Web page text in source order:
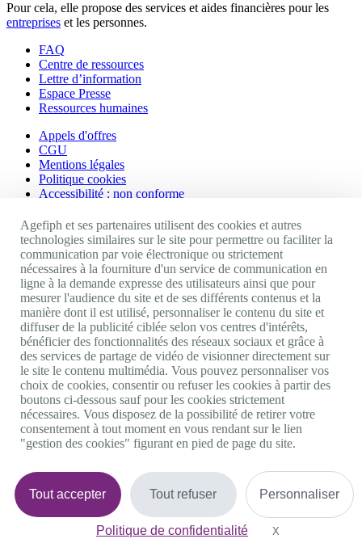
Pour cela, elle propose des services et aides financières pour les
entreprises et les personnes.
FAQ
Centre de ressources
Lettre d’information
Espace Presse
Ressources humaines
Appels d'offres
CGU
Mentions légales
Politique cookies
Accessibilité : non conforme
Nos autres sites
Site portail Agefiph
Activateur de progrès
Handinnov
Innovation et recherche
Université du RRH
Service AppuiPro
Nous suivre
Youtube
Linkedin
Facebook
Twitter
0 800 11 10 09Services & appel gratuitsDe 9h à 18h.
Nous contacter
Plateforme de mise en contact LSF
Gestion des cookies
Agefiph et ses partenaires utilisent des cookies et autres
technologies similaires sur le site pour permettre ou faciliter la
communication par voie électronique ou strictement
nécessaires à la fourniture d'un service de communication en
ligne à la demande expresse des utilisateurs ainsi que pour
mesurer l'audience du site et de ses différents contenus et la
manière dont il est utilisé, personnaliser le contenu du site et
diffuser de la publicité ciblée selon vos centres d'intérêts,
bénéficier des fonctionnalités des réseaux sociaux et grâce à
des services de partage de vidéo de visionner directement sur
le site le contenu multimédia. Vous pouvez personnaliser vos
choix de cookies, consentir ou refuser les cookies à partir des
boutons ci-dessous sauf pour les cookies strictement
nécessaires. Vous disposez de la possibilité de retirer votre
consentement à tout moment en vous rendant sur le lien
"gestion des cookies" figurant en pied de page du site.
Tout accepter Tout refuser Personnaliser
Politique de confidentialité X